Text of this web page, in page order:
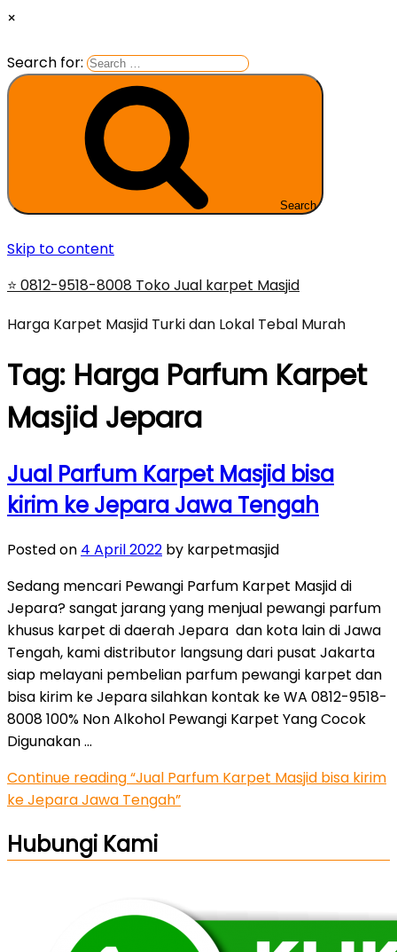
×
Search for:
Search
Skip to content
⭐ 0812-9518-8008 Toko Jual karpet Masjid
Harga Karpet Masjid Turki dan Lokal Tebal Murah
Tag: Harga Parfum Karpet
Masjid Jepara
Jual Parfum Karpet Masjid bisa
kirim ke Jepara Jawa Tengah
Posted on 4 April 2022 by karpetmasjid
Sedang mencari Pewangi Parfum Karpet Masjid di
Jepara? sangat jarang yang menjual pewangi parfum
khusus karpet di daerah Jepara dan kota lain di Jawa
Tengah, kami distributor langsung dari pusat Jakarta
siap melayani pembelian parfum pewangi karpet dan
bisa kirim ke Jepara silahkan kontak ke WA 0812-9518-
8008 100% Non Alkohol Pewangi Karpet Yang Cocok
Digunakan …
Continue reading“Jual Parfum Karpet Masjid bisa kirim
ke Jepara Jawa Tengah”
Hubungi Kami